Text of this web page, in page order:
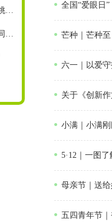
国学导诵·1月｜跟着古文归田园——《桃花源记》（节选）
亲子共读｜除了“冻梨”，哈尔滨的这位同学还有这样一个心爱之物……（配朗诵音频）
全国“爱眼日
芒种｜芒种
六一｜以爱
关于《创新
小满｜小满
5·12｜一图
母亲节｜送
五四青年节